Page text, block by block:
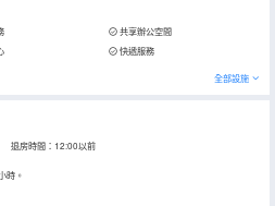
共享辦公空間
快遞服務
全部設施
退房時間：12:00以前
時。